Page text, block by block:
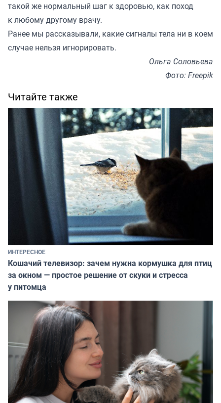
такой же нормальный шаг к здоровью, как поход
к любому другому врачу.
Ранее мы рассказывали, какие сигналы тела ни в коем
случае нельзя игнорировать.
Ольга Соловьева
Фото: Freepik
Читайте также
ИНТЕРЕСНОЕ
Кошачий телевизор: зачем нужна кормушка для птиц
за окном — простое решение от скуки и стресса
у питомца